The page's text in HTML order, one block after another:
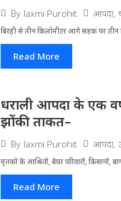
By laxmi Purohit आपदा,
बिरही से तीन किलोमीटर आगे सड़क पर
Read More
धराली आपदा के एक
झोंकी ताकत–
By laxmi Purohit आपदा,
मृतकों के आश्रितों, बेघर परिवारों, किसानों,
Read More